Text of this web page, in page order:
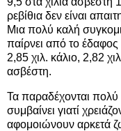
ρεβίθια δεν είναι
Μια πολύ καλή
παίρνει από το
2,85 χιλ. κάλιο, 2,82
ασβέστη.
Τα παραδέχονται πολύ
συμβαίνει γιατί
αφομοιώνουν αρκετά